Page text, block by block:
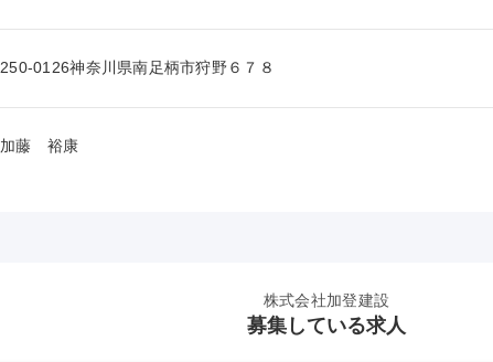
250-0126神奈川県南足柄市狩野６７８
加藤　裕康
株式会社加登建設
募集している求人